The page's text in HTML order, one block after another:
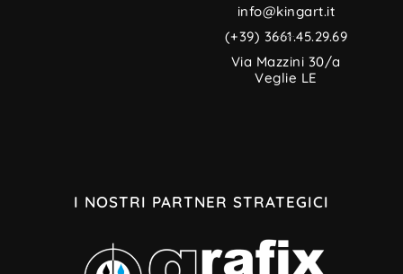
info@kingart.it
(+39) 3661.45.29.69
Via Mazzini 30/a
Veglie LE
I NOSTRI PARTNER STRATEGICI